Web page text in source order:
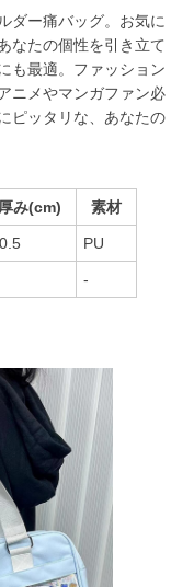
ダー痛バッグ。お気に
なたの個性を引き立て
も最適。ファッション
ニメやマンガファン必
ピッタリな、あなたの
厚み(cm) 素材
PU
-